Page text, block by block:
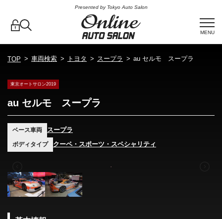
Presented by Tokyo Auto Salon
MENU
TOP 車両検索 トヨタ スープラ au セルモ スープラ
東京オートサロン2019
au セルモ スープラ
ベース車両 スープラ
ボディタイプ クーペ・スポーツ・スペシャリティ